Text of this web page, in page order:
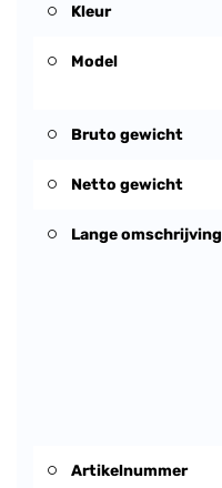
Kleur
Model
Bruto gewicht
Netto gewicht
Lange omschrijving
Artikelnummer